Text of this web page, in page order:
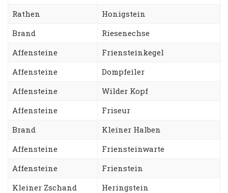
Rathen
Honigstein
Brand
Riesenechse
Affensteine
Friensteinkegel
Affensteine
Dompfeiler
Affensteine
Wilder Kopf
Affensteine
Friseur
Brand
Kleiner Halben
Affensteine
Friensteinwarte
Affensteine
Frienstein
Kleiner Zschand
Heringstein